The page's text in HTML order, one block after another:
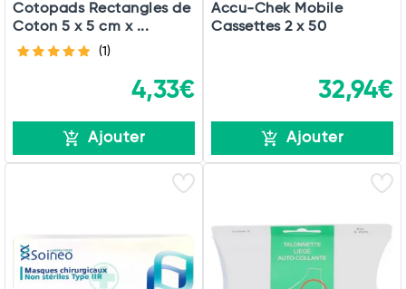
Cotopads Rectangles de
Coton 5 x 5 cm x ...
(1)
4,33€
Ajouter
Accu-Chek Mobile
Cassettes 2 x 50
32,94€
Ajouter